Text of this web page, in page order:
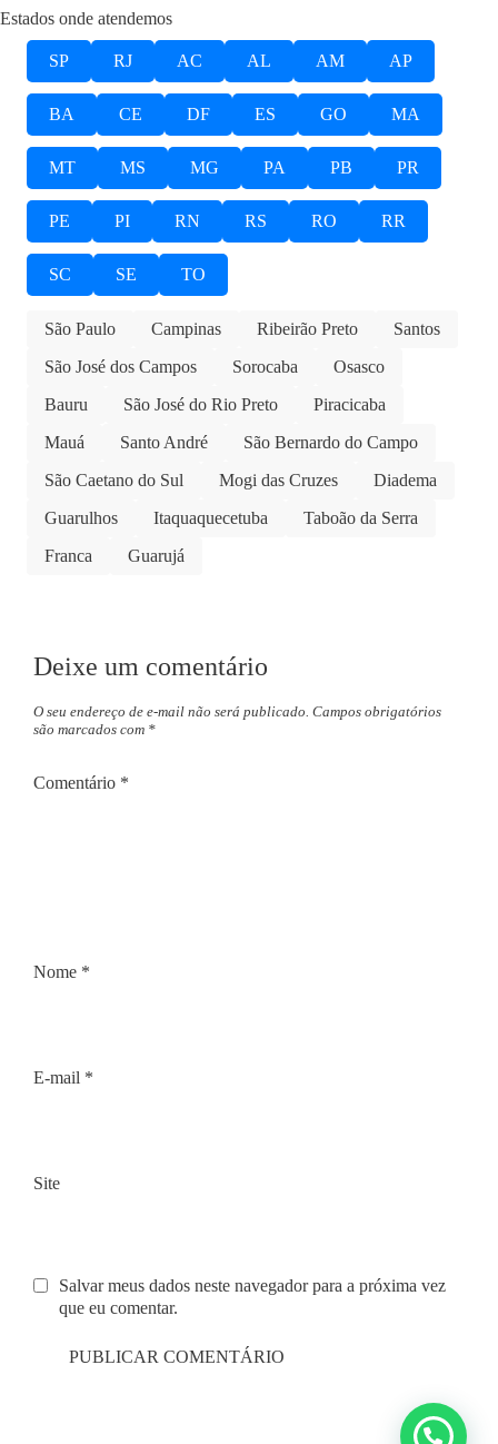
Estados onde atendemos
SP RJ AC AL AM AP
BA CE DF ES GO MA
MT MS MG PA PB PR
PE PI RN RS RO RR
SC SE TO
São Paulo Campinas Ribeirão Preto
Santos
São José dos Campos
Sorocaba
Osasco
Bauru
São José do Rio Preto
Piracicaba
Mauá
Santo André
São Bernardo do Campo
São Caetano do Sul
Mogi das Cruzes
Diadema
Guarulhos
Itaquaquecetuba
Taboão da Serra
Franca
Guarujá
Deixe um comentário
O seu endereço de e-mail não será publicado. Campos obrigatórios
são marcados com *
Comentário *
Nome *
E-mail *
Site
Salvar meus dados neste navegador para a próxima vez
que eu comentar.